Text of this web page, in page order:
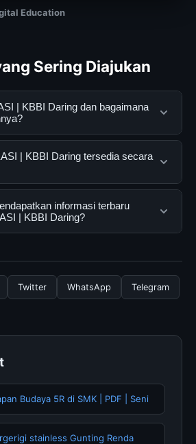
Education
Sering Diajukan
| KBBI Daring dan bagaimana
Daring adalah layanan digital yang
pengguna mendapatkan
terpercaya. Anda dapat
mengunjungi situs resmi dan
yang tersedia.
| KBBI Daring tersedia secara
Daring dapat diakses secara
Tidak ada biaya
yang diperlukan untuk
informasi terbaru
| KBBI Daring?
secara berkala. Kami selalu
dengan informasi terkini dan
Twitter WhatsApp Telegram
Budaya 5R di SMK | PDF | Seni
stainless Gunting Renda